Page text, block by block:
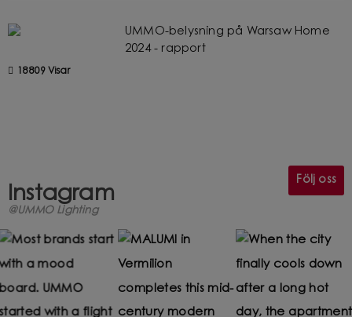
UMMO-belysning på Warsaw Home
2024 - rapport
18809 Visar
Instagram
@UMMO Lighting
Följ oss